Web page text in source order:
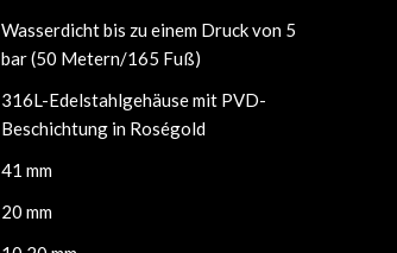
Wasserdicht bis zu einem Druck von 5
bar (50 Metern/165 Fuß)
316L-Edelstahlgehäuse mit PVD-
Beschichtung in Roségold
41 mm
20 mm